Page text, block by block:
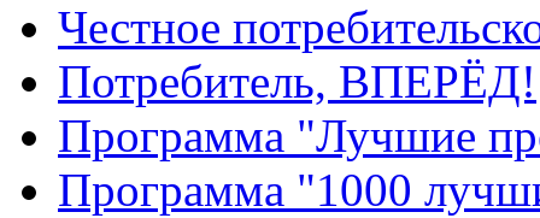
Честное
Потребитель, ВПЕРЁД!
Программа "Лучшие
Программа "1000